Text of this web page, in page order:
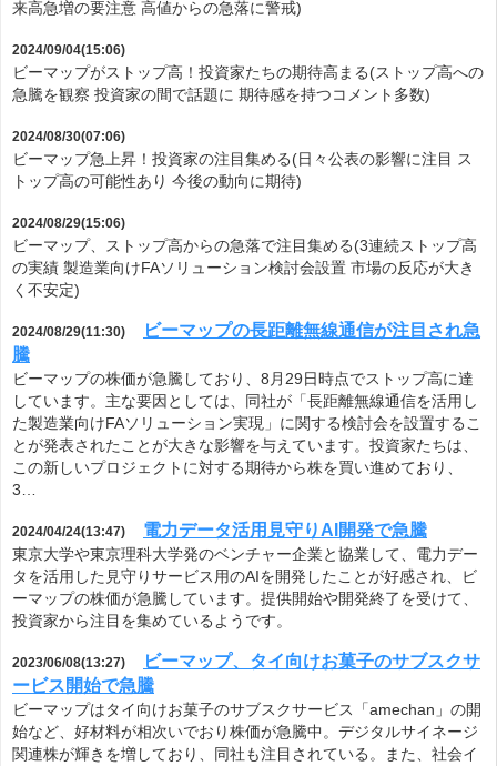
来高急増の要注意 高値からの急落に警戒)
2024/09/04(15:06)
ビーマップがストップ高！投資家たちの期待高まる(ストップ高への
急騰を観察 投資家の間で話題に 期待感を持つコメント多数)
2024/08/30(07:06)
ビーマップ急上昇！投資家の注目集める(日々公表の影響に注目 ス
トップ高の可能性あり 今後の動向に期待)
2024/08/29(15:06)
ビーマップ、ストップ高からの急落で注目集める(3連続ストップ高
の実績 製造業向けFAソリューション検討会設置 市場の反応が大き
く不安定)
2024/08/29(11:30)
ビーマップの長距離無線通信が注目され急
騰
ビーマップの株価が急騰しており、8月29日時点でストップ高に達
しています。主な要因としては、同社が「長距離無線通信を活用し
た製造業向けFAソリューション実現」に関する検討会を設置するこ
とが発表されたことが大きな影響を与えています。投資家たちは、
この新しいプロジェクトに対する期待から株を買い進めており、
3…
2024/04/24(13:47) 電力データ活用見守りAI開発で急騰
東京大学や東京理科大学発のベンチャー企業と協業して、電力デー
タを活用した見守りサービス用のAIを開発したことが好感され、ビ
ーマップの株価が急騰しています。提供開始や開発終了を受けて、
投資家から注目を集めているようです。
2023/06/08(13:27)
ビーマップ、タイ向けお菓子のサブスクサ
ービス開始で急騰
ビーマップはタイ向けお菓子のサブスクサービス「amechan」の開
始など、好材料が相次いでおり株価が急騰中。デジタルサイネージ
関連株が輝きを増しており、同社も注目されている。また、社会イ